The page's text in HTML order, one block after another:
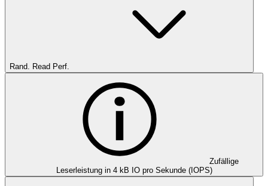
Rand. Read Perf.
Zufällige
Leserleistung in 4 kB IO pro Sekunde (IOPS)